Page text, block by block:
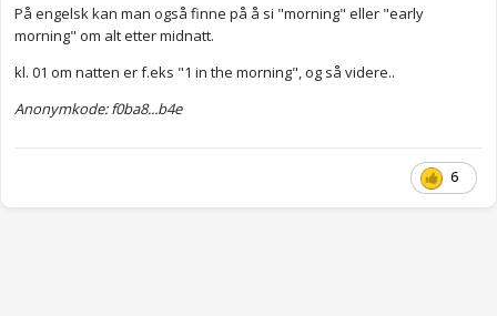
På engelsk kan man også finne på å si "morning" eller "early
morning" om alt etter midnatt.
kl. 01 om natten er f.eks "1 in the morning", og så videre..
Anonymkode: f0ba8...b4e
6